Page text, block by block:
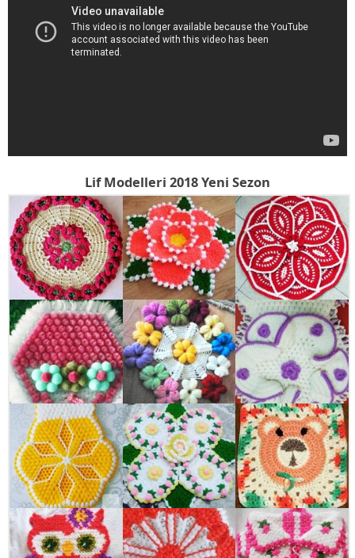
Lif Modelleri 2018 Yeni Sezon